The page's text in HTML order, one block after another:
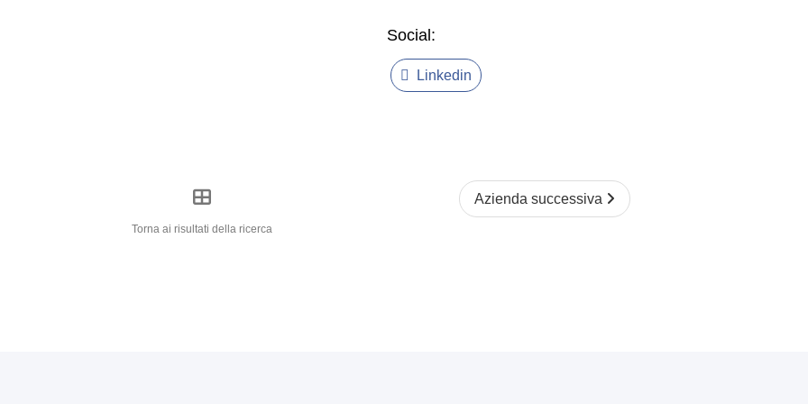
Social:
Linkedin
Torna ai risultati della ricerca
Azienda successiva